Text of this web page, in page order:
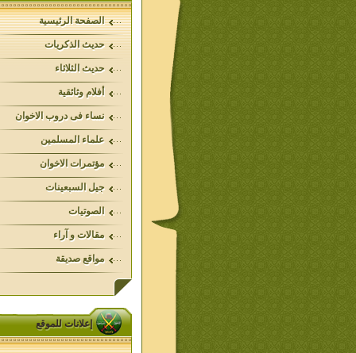
الصفحة الرئيسية
حديث الذكريات
حديث الثلاثاء
أفلام وثائقية
نساء فى دروب الاخوان
علماء المسلمين
مؤتمرات الاخوان
جيل السبعينات
الصوتيات
مقالات و آراء
مواقع صديقة
إعلانات للموقع